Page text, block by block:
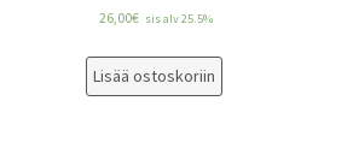
26,00€ sis alv 25.5%
Lisää ostoskoriin